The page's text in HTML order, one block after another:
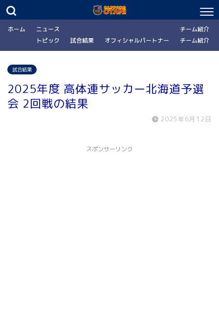
ホーム
ニュース
トピック
試合結果 オフィシャルパートナー
チーム紹介
チーム紹介
試合結果
2025年度 高体連サッカー北海道予選
会 2回戦の結果
2025年6月12日
スポンサーリンク